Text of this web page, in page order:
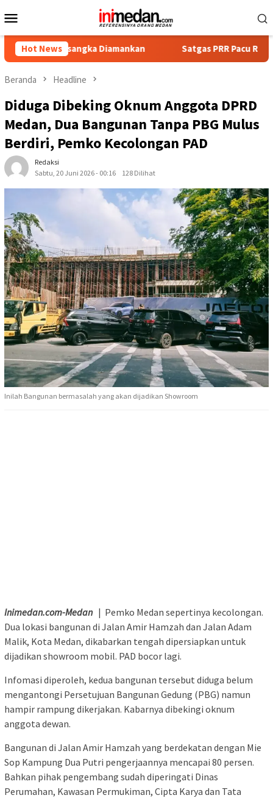
ke
Mobile
Hot News
Diamankan Satgas PRR Pacu Realisasi
Beranda Headline
Diduga Dibeking Oknum Anggota DPRD
Medan, Dua Bangunan Tanpa PBG Mulus
Berdiri, Pemko Kecolongan PAD
Redaksi
Sabtu, 20 Juni 2026 - 00:16
128 Dilihat
Inilah Bangunan bermasalah yang akan dijadikan Showroom
Inimedan.com-Medan| Pemko Medan sepertinya kecolongan.
Dua lokasi bangunan di Jalan Amir Hamzah dan Jalan Adam
Malik, Kota Medan, dikabarkan tengah dipersiapkan untuk
dijadikan showroom mobil. PAD bocor lagi.
Infomasi diperoleh, kedua bangunan tersebut diduga belum
mengantongi Persetujuan Bangunan Gedung (PBG) namun
hampir rampung dikerjakan. Kabarnya dibekingi oknum
anggota dewan.
Bangunan di Jalan Amir Hamzah yang berdekatan dengan Mie
Sop Kampung Dua Putri pengerjaannya mencapai 80 persen.
Bahkan pihak pengembang sudah diperingati Dinas
Perumahan, Kawasan Permukiman, Cipta Karya dan Tata